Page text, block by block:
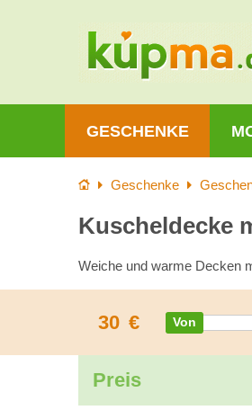
GESCHENKE
StartseiteGeschenke
Kuscheldecke
Weiche und warme Decken
30 €
Preis